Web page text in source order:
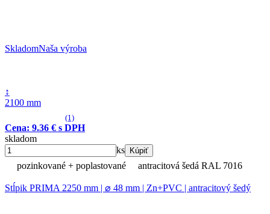
SkladomNaša výroba
↕
2100 mm
(1)
Cena: 9.36 € s DPH
skladom
ks
Kúpiť
pozinkované + poplastované antracitová šedá RAL 7016
Stĺpik PRIMA 2250 mm | ⌀ 48 mm | Zn+PVC | antracitový šedý